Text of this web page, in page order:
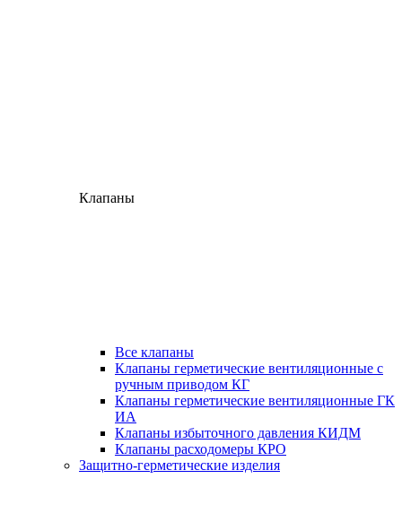
Клапаны
Все клапаны
Клапаны герметические вентиляционные с
ручным приводом КГ
Клапаны герметические вентиляционные ГК
ИА
Клапаны избыточного давления КИДМ
Клапаны расходомеры КРО
Защитно-герметические изделия